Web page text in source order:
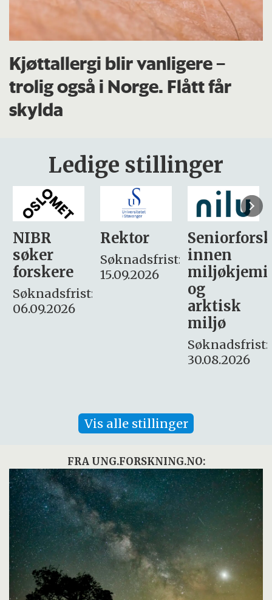
Kjøttallergi blir vanligere –
trolig også i Norge. Flått får
skylda
Ledige stillinger
Rektor
Søknadsfrist:
15.09.2026
Seniorforsker
innen
miljøkjemi
søker
– fast
Søknadsfrist:
16. august.
Vis alle stillinger
FRA UNG.FORSKNING.NO: